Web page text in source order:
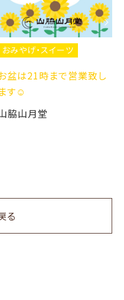
おみやげ・スイーツ
盆は21時まで営業致し
ます☺️
脇山月堂
る